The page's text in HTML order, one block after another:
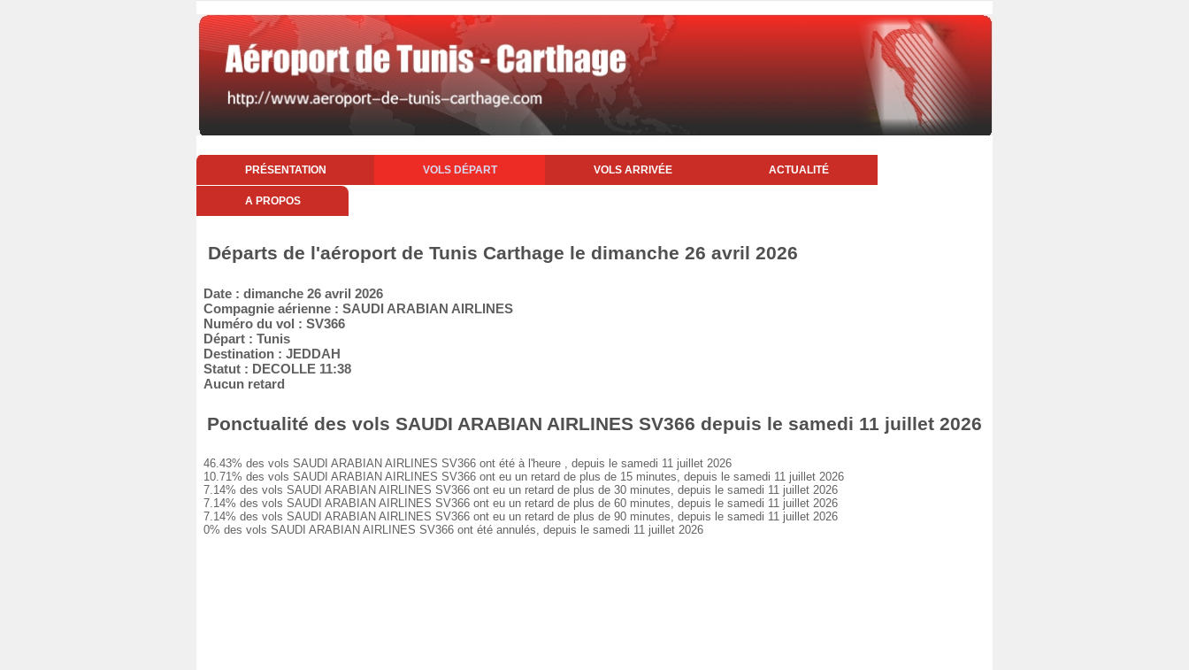
PRÉSENTATION VOLS DÉPART VOLS ARRIVÉE ACTUALITÉ
A PROPOS
Départs de l'aéroport de Tunis Carthage le dimanche 26 avril 2026
Date : dimanche 26 avril 2026
Compagnie aérienne : SAUDI ARABIAN AIRLINES
Numéro du vol : SV366
Départ : Tunis
Destination : JEDDAH
Statut : DECOLLE 11:38
Aucun retard
Ponctualité des vols SAUDI ARABIAN AIRLINES SV366 depuis le samedi 11 juillet 2026
46.43% des vols SAUDI ARABIAN AIRLINES SV366 ont été à l'heure , depuis le samedi 11 juillet 2026
10.71% des vols SAUDI ARABIAN AIRLINES SV366 ont eu un retard de plus de 15 minutes, depuis le samedi 11 juillet 2026
7.14% des vols SAUDI ARABIAN AIRLINES SV366 ont eu un retard de plus de 30 minutes, depuis le samedi 11 juillet 2026
7.14% des vols SAUDI ARABIAN AIRLINES SV366 ont eu un retard de plus de 60 minutes, depuis le samedi 11 juillet 2026
7.14% des vols SAUDI ARABIAN AIRLINES SV366 ont eu un retard de plus de 90 minutes, depuis le samedi 11 juillet 2026
0% des vols SAUDI ARABIAN AIRLINES SV366 ont été annulés, depuis le samedi 11 juillet 2026